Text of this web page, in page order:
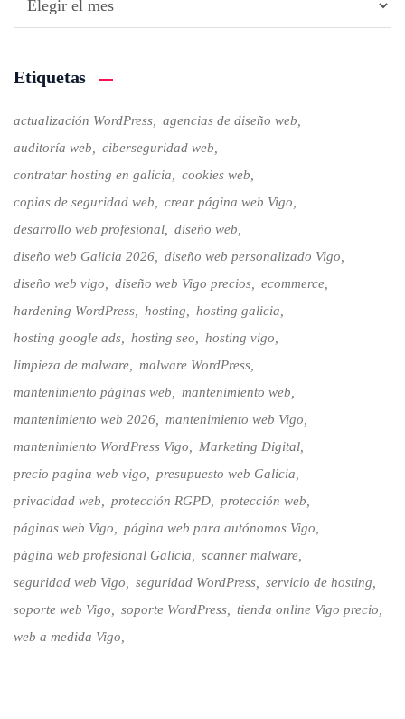
Etiquetas
actualización WordPress
agencias de diseño web
auditoría web
ciberseguridad web
contratar hosting en galicia
cookies web
copias de seguridad web
crear página web Vigo
desarrollo web profesional
diseño web
diseño web Galicia 2026
diseño web personalizado Vigo
diseño web vigo
diseño web Vigo precios
ecommerce
hardening WordPress
hosting
hosting galicia
hosting google ads
hosting seo
hosting vigo
limpieza de malware
malware WordPress
mantenimiento páginas web
mantenimiento web
mantenimiento web 2026
mantenimiento web Vigo
mantenimiento WordPress Vigo
Marketing Digital
precio pagina web vigo
presupuesto web Galicia
privacidad web
protección RGPD
protección web
páginas web Vigo
página web para autónomos Vigo
página web profesional Galicia
scanner malware
seguridad web Vigo
seguridad WordPress
servicio de hosting
soporte web Vigo
soporte WordPress
tienda online Vigo precio
web a medida Vigo